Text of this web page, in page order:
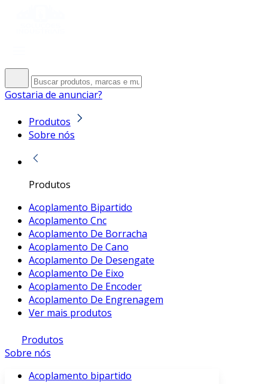
Gostaria de anunciar?
Produtos
Sobre nós
Produtos
Acoplamento Bipartido
Acoplamento Cnc
Acoplamento De Borracha
Acoplamento De Cano
Acoplamento De Desengate
Acoplamento De Eixo
Acoplamento De Encoder
Acoplamento De Engrenagem
Ver mais produtos
Produtos
Sobre nós
Acoplamento bipartido